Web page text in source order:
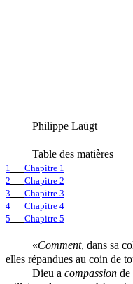
Philippe Laügt
Table des matières
1
Chapitre 1
2
Chapitre 2
3
Chapitre 3
4
Chapitre 4
5
Chapitre 5
«Comment, dans sa
elles répandues au coin de
Dieu a compassionde